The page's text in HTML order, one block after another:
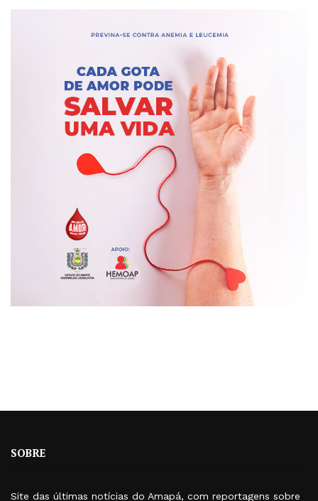
SOBRE
Site das últimas notícias do Amapá, com reportagens sobre